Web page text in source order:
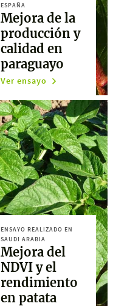
ESPAÑA
Mejora de la
producción y
calidad en
paraguayo
Ver ensayo
ENSAYO REALIZADO EN
SAUDI ARABIA
Mejora del
NDVI y el
rendimiento
en patata